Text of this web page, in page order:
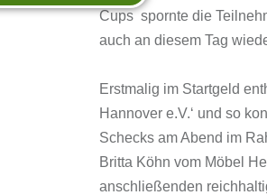
Cups spornte die
auch an diesem Tag
Erstmalig im Startgeld
Hannover e.V.‘ und so
Schecks am Abend im
Britta Köhn vom Möbel
anschließenden